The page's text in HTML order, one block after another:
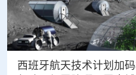
西班牙航天技术计划加